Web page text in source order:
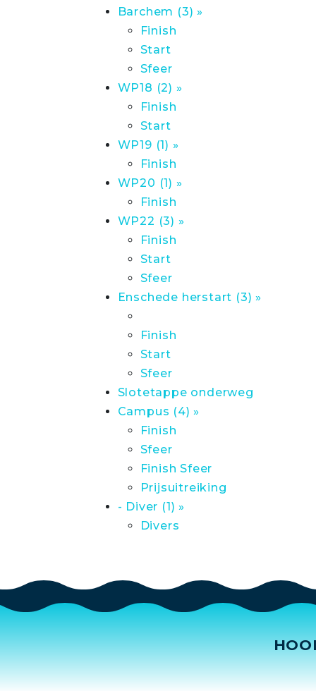
Barchem (3) »
Finish
Start
Sfeer
WP18 (2) »
Finish
Start
WP19 (1) »
Finish
WP20 (1) »
Finish
WP22 (3) »
Finish
Start
Sfeer
Enschede herstart (3) »
Finish
Start
Sfeer
Slotetappe onderweg
Campus (4) »
Finish
Sfeer
Finish Sfeer
Prijsuitreiking
- Diver (1) »
Divers